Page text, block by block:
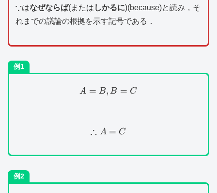
\because
∵はなぜならば(または しかるに)(because)と読み，そ
れまでの議論の根拠を示す記号である．
例1
A=B,B=C
A = B, B = C
\therefore A=C
∴ A = C
例2